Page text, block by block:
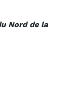
Nord de la